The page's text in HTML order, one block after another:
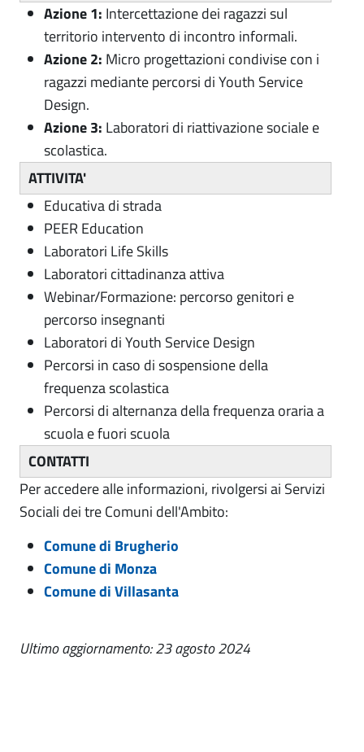
Azione 1: Intercettazione dei ragazzi sul
territorio intervento di incontro informali.
Azione 2: Micro progettazioni condivise con i
ragazzi mediante percorsi di Youth Service
Design.
Azione 3: Laboratori di riattivazione sociale e
scolastica.
ATTIVITA'
Educativa di strada
PEER Education
Laboratori Life Skills
Laboratori cittadinanza attiva
Webinar/Formazione: percorso genitori e
percorso insegnanti
Laboratori di Youth Service Design
Percorsi in caso di sospensione della
frequenza scolastica
Percorsi di alternanza della frequenza oraria a
scuola e fuori scuola
CONTATTI
Per accedere alle informazioni, rivolgersi ai Servizi
Sociali dei tre Comuni dell'Ambito:
Comune di Brugherio
Comune di Monza
Comune di Villasanta
Ultimo aggiornamento: 23 agosto 2024